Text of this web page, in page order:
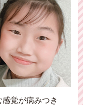
覚が病みつき